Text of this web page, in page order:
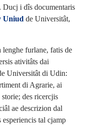
Ducj i dîs documentaris
Uniud de Universitât,
furlane, fatis de
ativitâts dai
Universitât di Udin:
di Agrarie, ai
des ricercjis
ae descrizion dal
tal cjamp